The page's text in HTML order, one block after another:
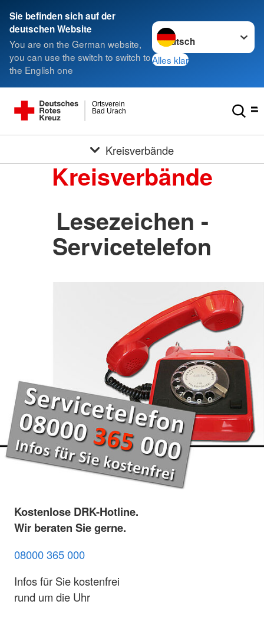
Sie befinden sich auf der
deutschen Website
You are on the German website,
you can use the switch to switch to
the English one
Sprache wechseln zu
Alles klar
Bad Urach
Ortsverein
Kreisverbände
Kreisverbände
Lesezeichen -
Servicetelefon
Kostenlose DRK-Hotline.
Wir beraten Sie gerne.
08000 365 000
Infos für Sie kostenfrei
rund um die Uhr